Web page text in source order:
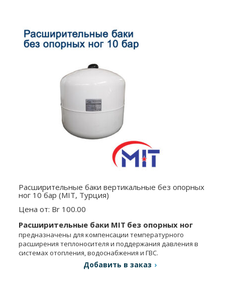
Расширительные баки вертикальные без опорных
ног 10 бар (MIT, Турция)
Цена от: Br 100.00
Расширительные баки MIT без опорных ног
предназначены для компенсации температурного
расширения теплоносителя и поддержания давления в
системах отопления, водоснабжения и ГВС.
Добавить в заказ